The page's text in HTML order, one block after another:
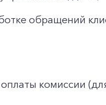
обращений
комиссии